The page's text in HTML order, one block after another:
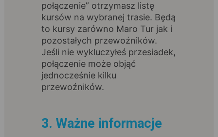
połączenie” otrzymasz listę
kursów na wybranej trasie. Będą
to kursy zarówno Maro Tur jak i
pozostałych przewoźników.
Jeśli nie wykluczyłeś przesiadek,
połączenie może objąć
jednocześnie kilku
przewoźników.
3. Ważne informacje